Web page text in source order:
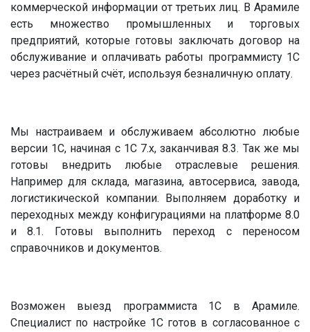
коммерческой информации от третьих лиц. В Арамиле
есть множество промышленных и торговых
предприятий, которые готовы заключать договор на
обслуживание и оплачивать работы программисту 1С
через расчётный счёт, используя безналичную оплату.
Мы настраиваем и обслуживаем абсолютно любые
версии 1С, начиная с 1С 7.х, заканчивая 8.3. Так же мы
готовы внедрить любые отраслевые решения.
Например для склада, магазина, автосервиса, завода,
логистикической компании. Выполняем доработку и
переходных между конфигурациями на платформе 8.0
и 8.1. Готовы выполнить переход с переносом
справочников и документов.
Возможен выезд программиста 1С в Арамиле.
Специалист по настройке 1С готов в согласованное с